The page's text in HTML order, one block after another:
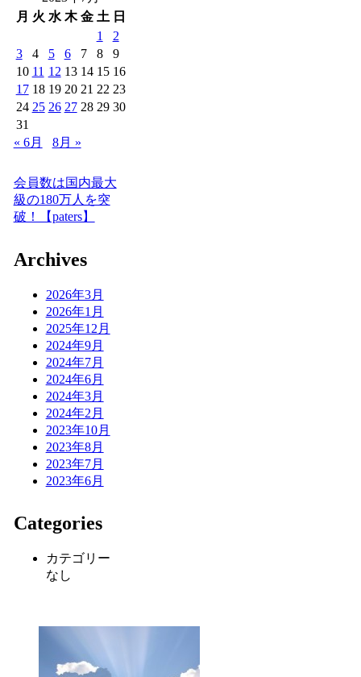
月 火 水 木 金 土 日
1
2
3
4 5 6 7 8
9
10 11 12 13 14 15 16
17 18 19 20 21 22 23
24 25 26 27 28 29 30
31
« 6月
8月 »
会員数は国内最大
級の180万人を突
破！【paters】
Archives
2026年3月
2026年1月
2025年12月
2024年9月
2024年7月
2024年6月
2024年3月
2024年2月
2023年10月
2023年8月
2023年7月
2023年6月
Categories
カテゴリー
なし